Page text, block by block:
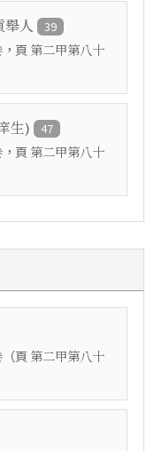
舉人 39
，頁 第二甲第八十
生) 47
，頁 第二甲第八十
（頁 第二甲第八十